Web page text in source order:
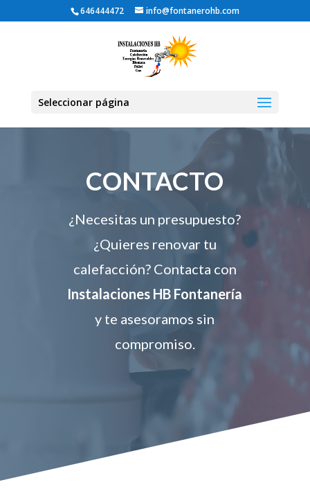
646444472 info@fontanerohb.com
Seleccionar página
CONTACTO
¿Necesitas un presupuesto?
¿Quieres renovar tu
calefacción? Contacta con
Instalaciones HB Fontanería
y te asesoramos sin
compromiso.